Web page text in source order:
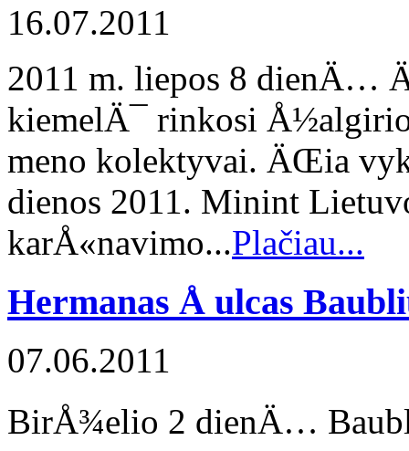
16.07.2011
2011 m. liepos 8 dienÄ…
kiemelÄ¯ rinkosi
meno kolektyvai. ÄŒia
dienos 2011. Minint
karÅ«navimo...Plačiau...
Hermanas Å ulcas
07.06.2011
BirÅ¾elio 2 dienÄ…